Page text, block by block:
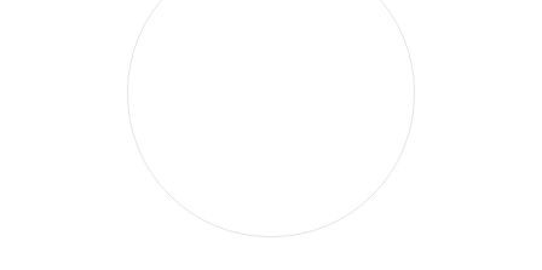
В мире, где навязываются худоба и идеальные